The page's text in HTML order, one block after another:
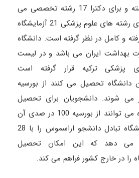
کارشناسی ارشد17 رشته و برای دکترا 17 رشته تخصصی می
باشند. این دانشگاه برای رشته های علوم پزشکی 21 آزمایشگاه
و کامل در نظر گرفته است. دانشگاه
بهداشت ایران می باشد و در لیست
پزشکی ترکیه قرار گرفته است
دانشگاه تحصیل می کنند از بورسیه
می شوند. دانشجویان برای تحصیل
پزشکی در این دانشگاه می توانند از بورسیه 100 در صدی آن
استفاده کنند. این دانشگاه تبادل دانشجو اراسموس را با 28
می دهد که این امکان تحصیل
را در خارج کشور فراهم می کند.